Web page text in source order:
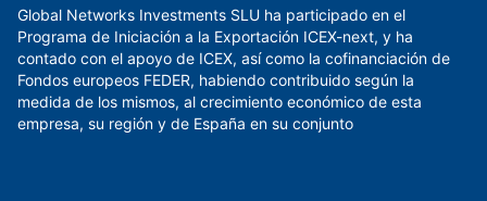
Global Networks Investments SLU ha participado en el
Programa de Iniciación a la Exportación ICEX-next, y ha
contado con el apoyo de ICEX, así como la cofinanciación de
Fondos europeos FEDER, habiendo contribuido según la
medida de los mismos, al crecimiento económico de esta
empresa, su región y de España en su conjunto